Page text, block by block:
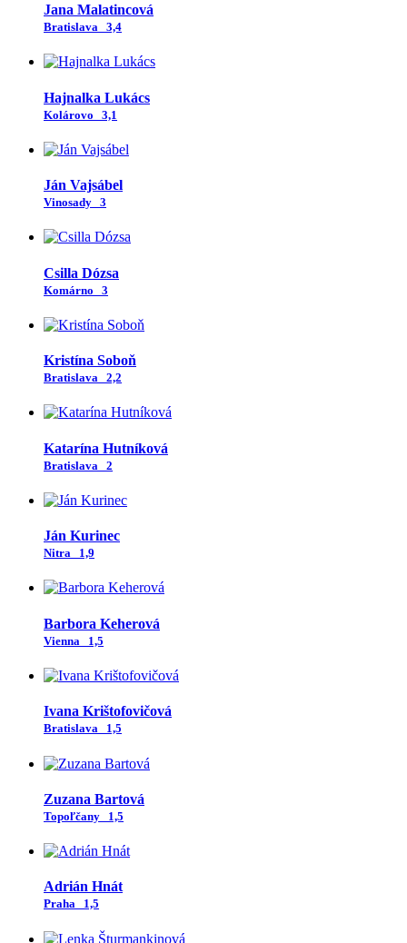
Jana Malatincová
Bratislava 3,4
Hajnalka Lukács
Kolárovo 3,1
Ján Vajsábel
Vinosady 3
Csilla Dózsa
Komárno 3
Kristína Soboň
Bratislava 2,2
Katarína Hutníková
Bratislava 2
Ján Kurinec
Nitra 1,9
Barbora Keherová
Vienna 1,5
Ivana Krištofovičová
Bratislava 1,5
Zuzana Bartová
Topoľčany 1,5
Adrián Hnát
Praha 1,5